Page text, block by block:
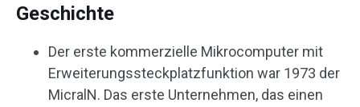
Geschichte
Der erste kommerzielle Mikrocomputer mit
Erweiterungssteckplatzfunktion war 1973 der
MicralN. Das erste Unternehmen, das einen